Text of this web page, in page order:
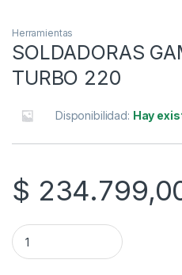
Herramientas
SOLDADORAS
TURBO 220
Disponibilidad: Hay
$
SOLDADORAS GAMMA